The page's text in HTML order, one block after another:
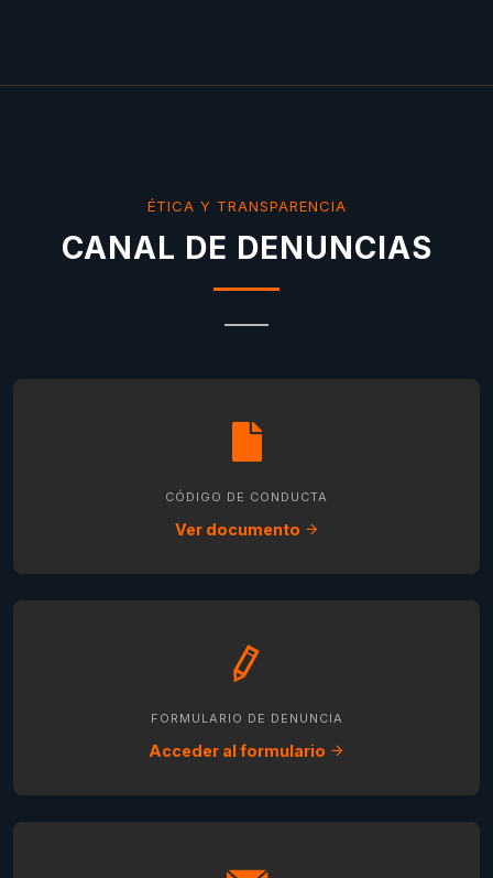
ÉTICA Y TRANSPARENCIA
CANAL DE DENUNCIAS
CÓDIGO DE CONDUCTA
Ver documento
FORMULARIO DE DENUNCIA
Acceder al formulario